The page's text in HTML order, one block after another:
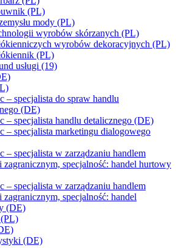
(PL)
mody (PL)
wyrobów skórzanych (PL)
wyrobów dekoracyjnych (PL)
(PL)
usługi (19)
– specjalista do spraw handlu
(DE)
– specjalista handlu detalicznego (DE)
– specjalista marketingu dialogowego
– specjalista w zarządzaniu handlem
specjalność: handel hurtowy
– specjalista w zarządzaniu handlem
specjalność: handel
(DE)
(DE)